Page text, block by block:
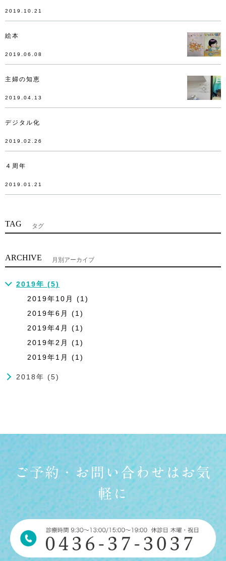
2019.10.21
絵本
2019.06.08
主婦の知恵
2019.04.13
デジタル化
2019.02.26
４周年
2019.01.21
TAG タグ
ARCHIVE 月別アーカイブ
2019年 (5)
2019年10月 (1)
2019年6月 (1)
2019年4月 (1)
2019年2月 (1)
2019年1月 (1)
2018年 (5)
ご予約・お問い合わせはお気
軽に